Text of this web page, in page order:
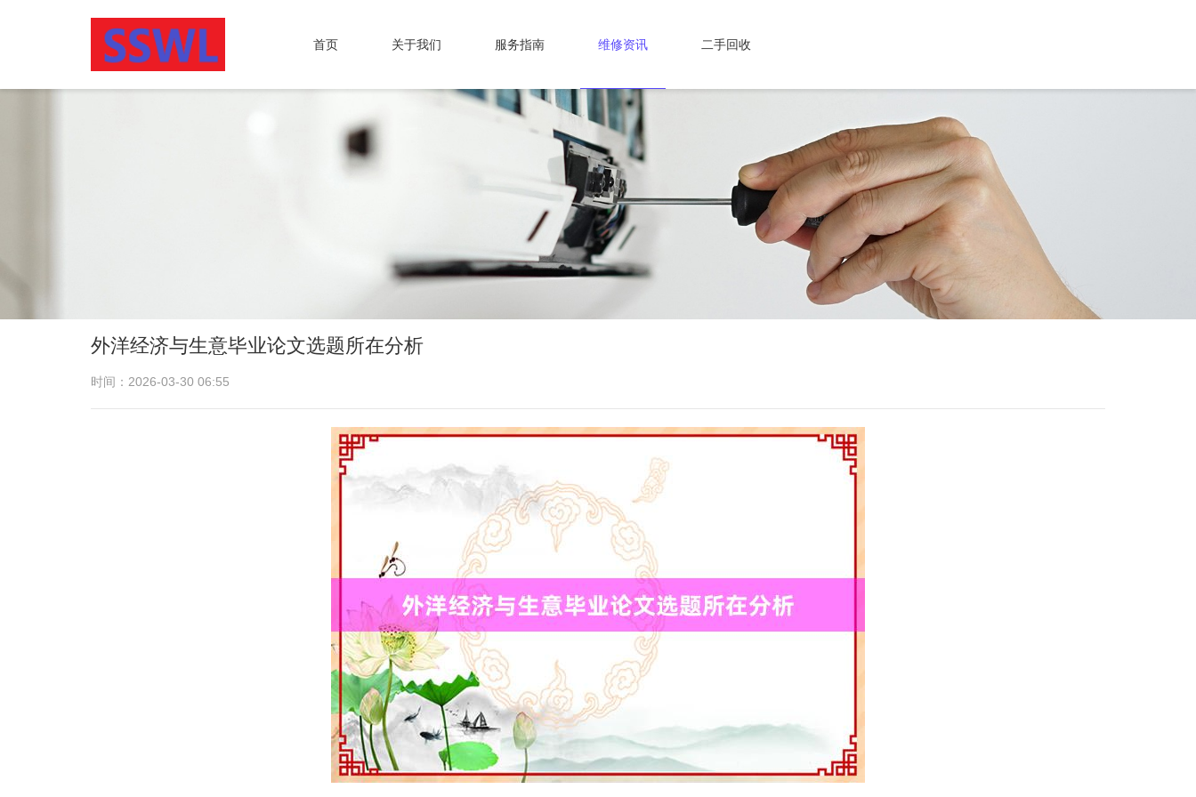
首页 关于我们 服务指南 维修资讯 二手回收
外洋经济与生意毕业论文选题所在分析
时间：2026-03-30 06:55